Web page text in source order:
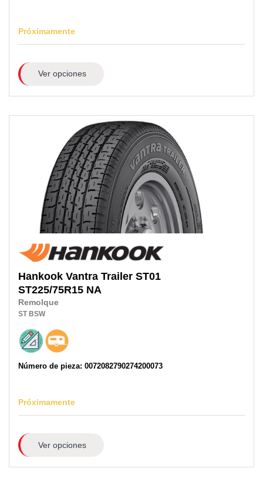
Próximamente
Ver opciones
Hankook Vantra Trailer ST01
ST225/75R15 NA
Remolque
ST BSW
Número de pieza: 0072082790274200073
Próximamente
Ver opciones